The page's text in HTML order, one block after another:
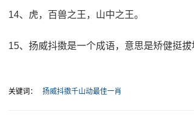
14、虎，百兽之王，山中之王。
15、扬威抖擞是一个成语，意思是矫健挺
关键词： 扬威抖擞千山动最佳一肖